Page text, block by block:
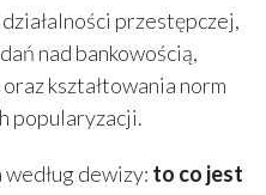
przestępczej,
nad bankowością,
kształtowania norm
popularyzacji.
dewizy: to co jest